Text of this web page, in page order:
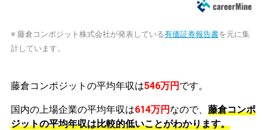
※ 藤倉コンポジット株式会社が発表している有価証券報告書を元に集
計しています。
藤倉コンポジットの平均年収は546万円 です。
国内の上場企業の平均年収は614万円 なので、 藤倉コンポ
ジットの平均年収は比較的低いことがわかります。